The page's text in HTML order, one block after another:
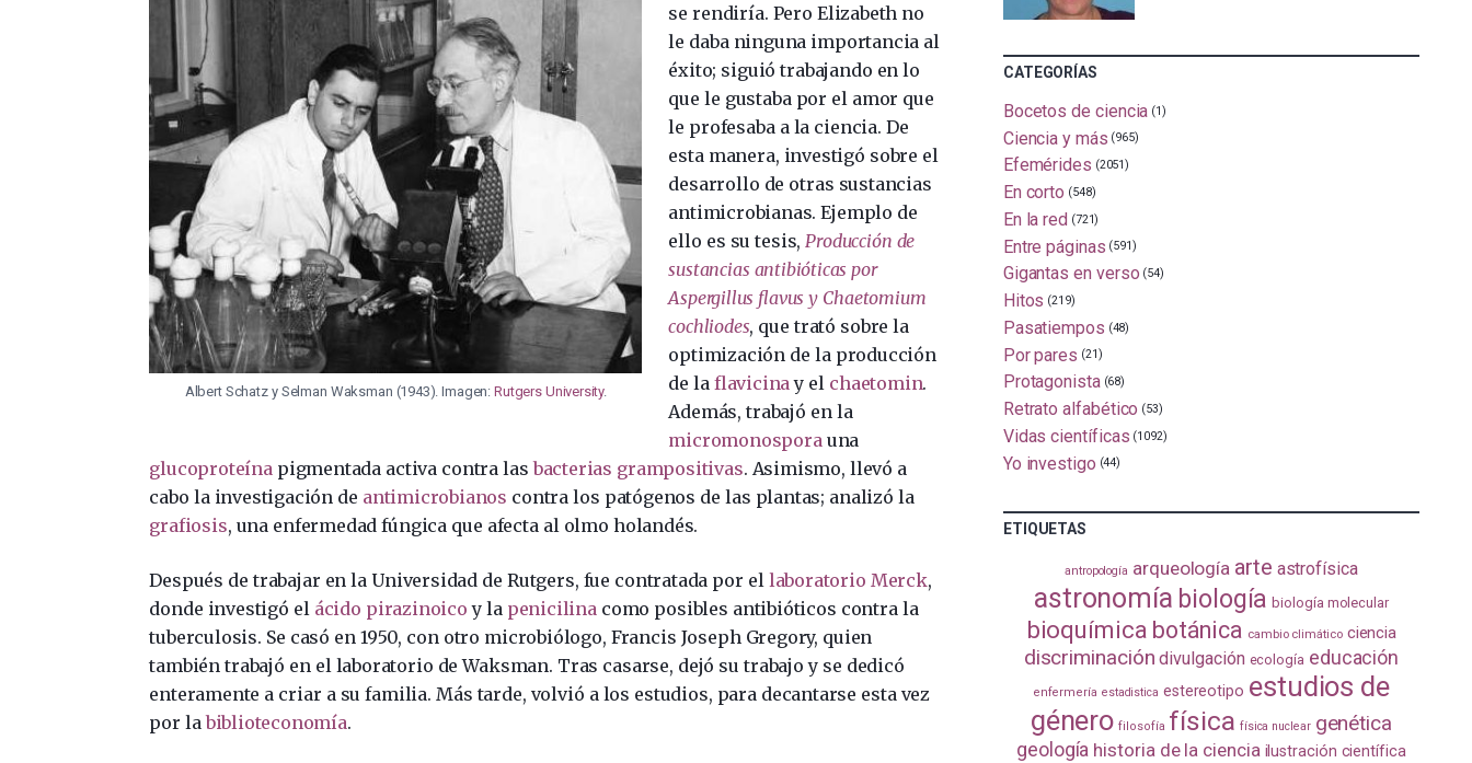
Albert Schatz y Selman Waksman (1943). Imagen:Rutgers University.
se rendiría. Pero Elizabeth no
le daba ninguna importancia al
éxito; siguió trabajando en lo
que le gustaba por el amor que
le profesaba a la ciencia. De
esta manera, investigó sobre el
desarrollo de otras sustancias
antimicrobianas. Ejemplo de
ello es su tesis, Producción de
sustancias antibióticas por
Aspergillus flavus y Chaetomium
cochliodes, que trató sobre la
optimización de la producción
de la flavicina y el chaetomin.
Además, trabajó en la
micromonospora una
glucoproteína pigmentada activa contra lasbacterias grampositivas. Asimismo, llevó a
cabo la investigación de antimicrobianos contra los patógenos de las plantas; analizó la
grafiosis, una enfermedad fúngica que afecta al olmo holandés.
Después de trabajar en la Universidad de Rutgers, fue contratada por el laboratorio Merck,
donde investigó el ácido pirazinoico y la penicilina como posibles antibióticos contra la
tuberculosis. Se casó en 1950, con otro microbiólogo, Francis Joseph Gregory, quien
también trabajó en el laboratorio de Waksman. Tras casarse, dejó su trabajo y se dedicó
enteramente a criar a su familia. Más tarde, volvió a los estudios, para decantarse esta vez
por labiblioteconomía.
CATEGORÍAS
Bocetos de ciencia (1)
Ciencia y más (965)
Efemérides (2051)
En corto (548)
En la red (721)
Entre páginas (591)
Gigantas en verso (54)
Hitos (219)
Pasatiempos (48)
Por pares (21)
Protagonista (68)
Retrato alfabético (53)
Vidas científicas (1092)
Yo investigo (44)
ETIQUETAS
antropología arqueología arte astrofísica
astronomía biología biología molecular
bioquímica botánica cambio climático ciencia
discriminación divulgación ecología educación
enfermería estadistica estereotipo estudios de
género filosofía física física nuclear genética
geología historia de la ciencia ilustración científica